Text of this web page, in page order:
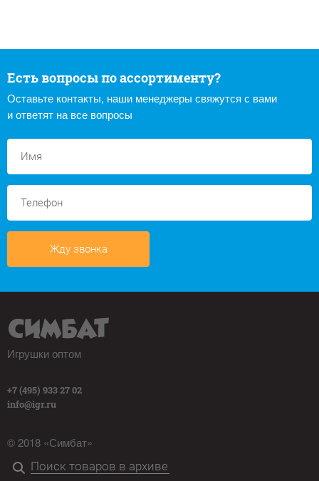
Есть вопросы по ассортименту?
Оставьте контакты, наши менеджеры свяжутся с вами
и ответят на все вопросы
Жду звонка
Игрушки оптом
+7 (495) 933 27 02
info@igr.ru
© 2018 «Симбат»